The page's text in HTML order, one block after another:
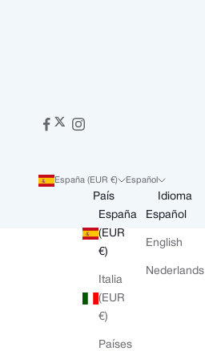
España (EUR €)
País
España
(EUR
€)
Italia
(EUR
€)
Países
Español
Idioma
Español
English
Nederlands